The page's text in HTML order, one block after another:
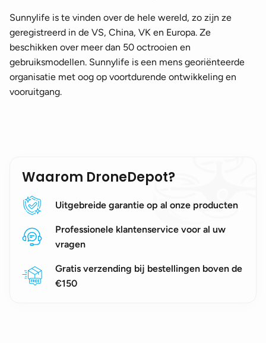
Sunnylife is te vinden over de hele wereld, zo zijn ze
geregistreerd in de VS, China, VK en Europa. Ze
beschikken over meer dan 50 octrooien en
gebruiksmodellen. Sunnylife is een mens georiënteerde
organisatie met oog op voortdurende ontwikkeling en
vooruitgang.
Waarom DroneDepot?
Uitgebreide garantie op al onze producten
Professionele klantenservice voor al uw
vragen
Gratis verzending bij bestellingen boven de
€150